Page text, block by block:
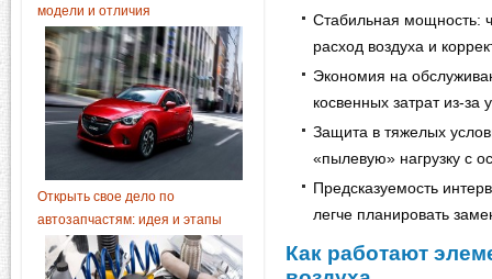
модели и отличия
Открыть свое дело по
автозапчастям: идея и этапы
Стабильная мощность:
расход воздуха и
Экономия на
косвенных затрат из-за
Защита в тяжелых
«пылевую» нагрузку с
Предсказуемость
легче планировать
Как работают